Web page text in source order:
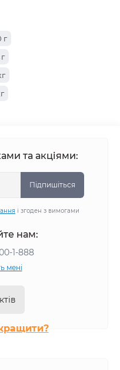
г
та акціями:
Підпишіться
і згоден з вимогами
нам:
1-888
мені